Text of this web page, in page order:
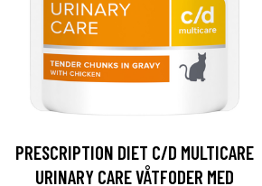
PRESCRIPTION DIET C/D MULTICARE
URINARY CARE VÅTFODER MED